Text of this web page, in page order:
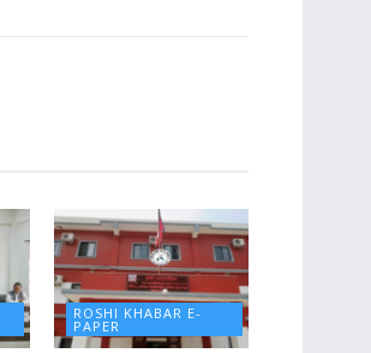
ROSHI KHABAR E-
PAPER